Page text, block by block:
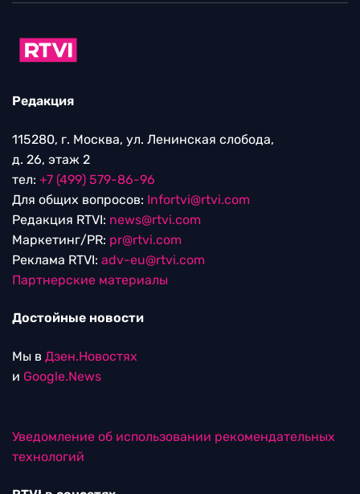
Редакция
115280, г. Москва, ул. Ленинская слобода,
д. 26, этаж 2
тел: +7 (499) 579-86-96
Для общих вопросов: Infortvi@rtvi.com
Редакция RTVI: news@rtvi.com
Маркетинг/PR: pr@rtvi.com
Реклама RTVI: adv-eu@rtvi.com
Партнерские материалы
Достойные новости
Мы в Дзен.Новостях
и Google.News
Уведомление об использовании рекомендательных
технологий